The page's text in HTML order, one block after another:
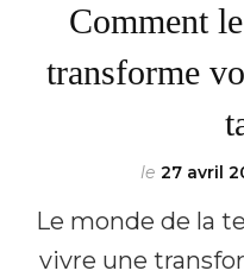
Comment
transforme
le 27 avril
Le monde de la
vivre une